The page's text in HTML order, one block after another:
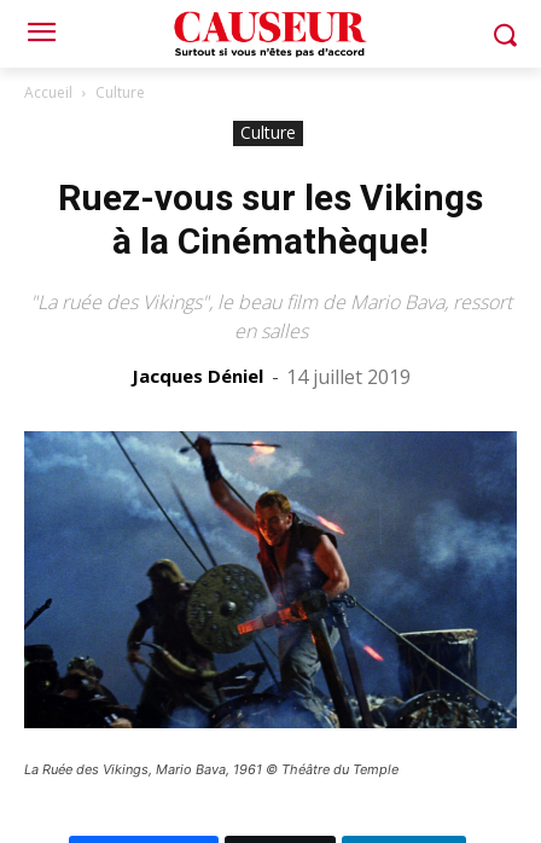
Accueil Culture
Culture
Ruez-vous sur les Vikings
à la Cinémathèque!
"La ruée des Vikings", le beau film de Mario Bava, ressort
en salles
Jacques Déniel - 14 juillet 2019
La Ruée des Vikings, Mario Bava, 1961 © Théâtre du Temple